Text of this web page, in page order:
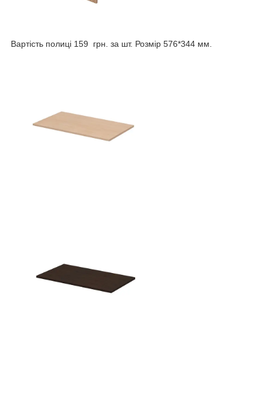
Вартість полиці 159 грн. за шт. Розмір 576*344 мм.